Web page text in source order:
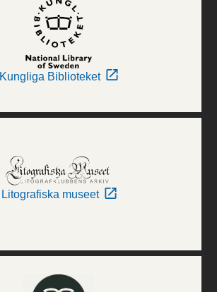
Kungliga Biblioteket
Litografiska museet